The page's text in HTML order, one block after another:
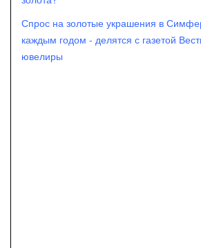
Спрос на золотые украшения в
каждым годом - делятся с газетой
ювелиры